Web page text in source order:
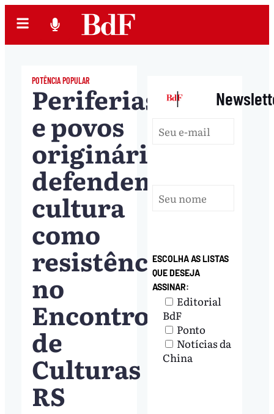
POTÊNCIA POPULAR
Periferias
e povos
originários
defendem
cultura
como
resistência
no
Encontro
de
Culturas
RS
|
ESCOLHA AS LISTAS
QUE DESEJA
ASSINAR:
Editorial
BdF
Ponto
Notícias da
China